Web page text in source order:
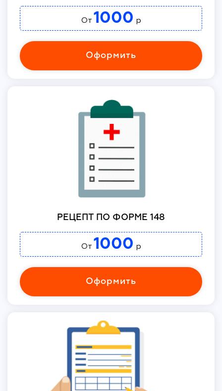
От 1000 р
Оформить
РЕЦЕПТ ПО ФОРМЕ 148
От 1000 р
Оформить